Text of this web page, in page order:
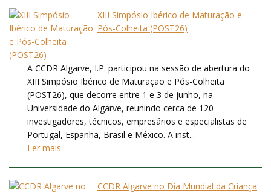
XIII Simpósio Ibérico de Maturação e
Pós-Colheita (POST26)
A CCDR Algarve, I.P. participou na sessão de abertura do
XIII Simpósio Ibérico de Maturação e Pós-Colheita
(POST26), que decorre entre 1 e 3 de junho, na
Universidade do Algarve, reunindo cerca de 120
investigadores, técnicos, empresários e especialistas de
Portugal, Espanha, Brasil e México. A inst...
Ler mais
CCDR Algarve no Dia Mundial da Criança